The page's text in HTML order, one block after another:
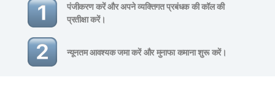
पंजीकरण करें और अपने व्यक्तिगत प्रबंधक की कॉल की
प्रतीक्षा करें।
न्यूनतम आवश्यक जमा करें और मुनाफा कमाना शुरू करें।